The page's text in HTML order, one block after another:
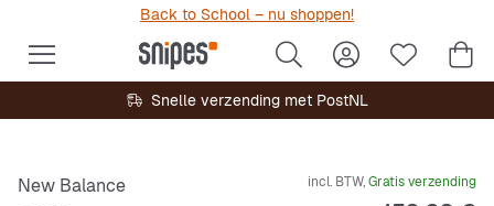
Back to School – nu shoppen!
Snelle verzending met PostNL
New Balance incl. BTW,Gratis verzending